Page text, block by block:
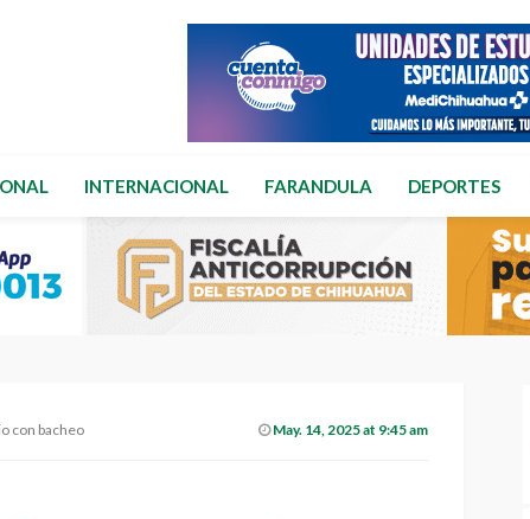
INTERNACIONAL FARANDULA DEPORTES
con bacheo May. 14, 2025 at 9:45 am